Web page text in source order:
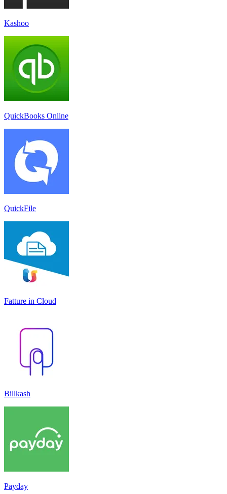
Kashoo
QuickBooks Online
QuickFile
Fatture in Cloud
Billkash
Payday